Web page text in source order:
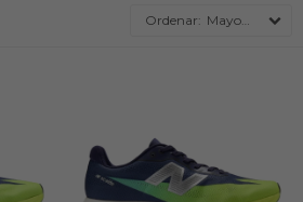
Mayor precio